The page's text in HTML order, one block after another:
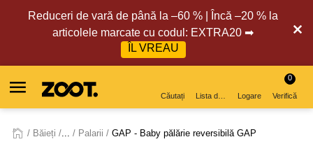
Reduceri de vară de până la –60 % | Încă –20 % la
articolele marcate cu codul: EXTRA20 ➡
ÎL VREAU
Căutați Logare Verifică
0
Băieți ... Palarii GAP - Baby pălărie reversibilă GAP